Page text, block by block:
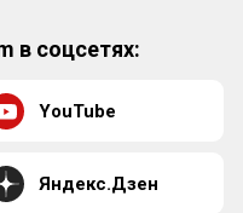
в соцсетях:
YouTube
Яндекс.Дзен